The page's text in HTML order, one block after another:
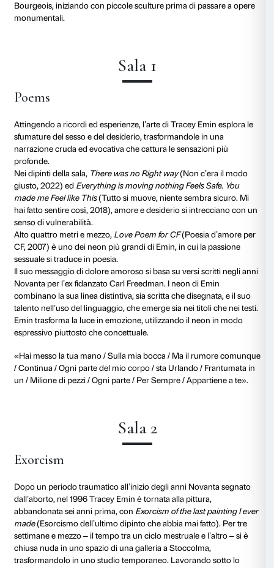
della mostra in un azzurro vivido. Quest’opera
immediatamente nell’universo di Tracey Emin, in
amplifica l’impatto emotivo.
L’artista fa della propria grafia una firma
distintivo della sua pratica che fonde confessione e
con un’immediatezza che coinvolge visceralmente
L’uso del neon, così emblematico nel suo lavoro,
nei ricordi d’infanzia a Margate, città di mare
costante di insegne luminose. Emin sfrutta la luce
amplificatore emotivo, trasformando la parola scritta
pulsante.
«Il neon ha sempre avuto una connotazione un po’
trovo anche sexy. È scintillante, pulsante, audace,
me ha sempre avuto un fascino meraviglioso».
Cortile
I Followed You To the End
2024). A prima vista la forma appare astratta, con
cavità che evocano un paesaggio montuoso. Ma,
intorno, appare la parte inferiore di un corpo
La superficie conserva le tracce della modellatura e
mantenendo una tensione tra la scala monumentale
dimensione intima del soggetto. Collassata e mutila,
sovverte l’impostazione eroica del bronzo
rappresentazione vulnerabile e potente che